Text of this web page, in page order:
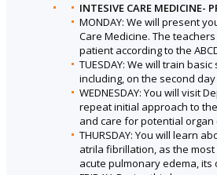
INTESIVE CARE
MONDAY: We will present
Care Medicine. The
patient according to the
TUESDAY: We will train
including, on the second
WEDNESDAY: You will visit
repeat initial approach to
and care for potential
THURSDAY: You will learn
atrila fibrillation, as the
acute pulmonary edema,